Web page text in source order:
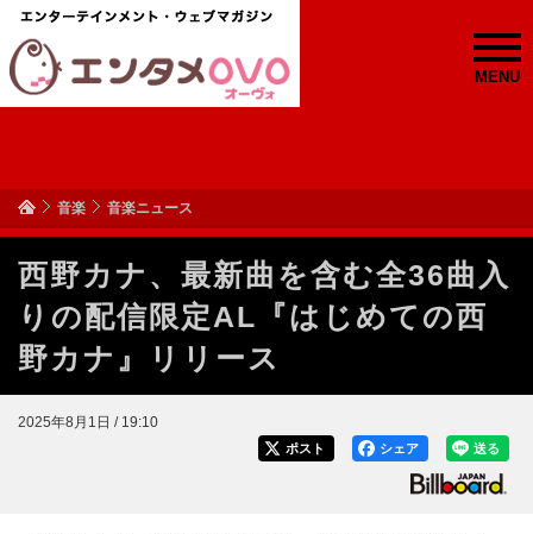
MENU
音楽 音楽ニュース
西野カナ、最新曲を含む全36曲入
りの配信限定AL『はじめての西
野カナ』リリース
2025年8月1日 / 19:10
送る
シェア
ポスト